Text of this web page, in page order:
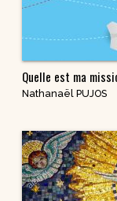
Quelle est ma
Nathanaël PUJOS